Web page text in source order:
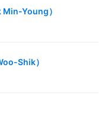
Min-Young）
Shik）